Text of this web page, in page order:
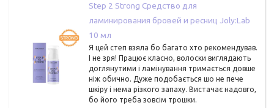
Step 2 Strong Средство для
ламинирования бровей и ресниц Joly:Lab
10 мл
Я цей степ взяла бо багато хто рекомендував.
І не зря! Працює класно, волоски виглядають
доглянутими і ламінування тримається довше
ніж обично. Дуже подобається шо не пече
шкіру і нема різкого запаху. Вистачає надовго,
бо його треба зовсім трошки.